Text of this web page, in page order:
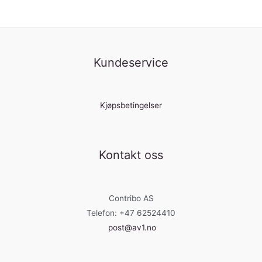
Kundeservice
Kjøpsbetingelser
Kontakt oss
Contribo AS
Telefon: +47 62524410
post@av1.no